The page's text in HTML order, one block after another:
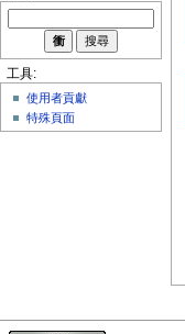
工具:
使用者貢獻
特殊頁面